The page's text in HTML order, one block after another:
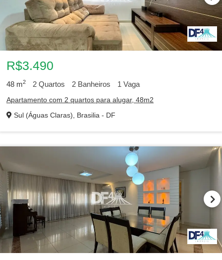
R$3.490
48 m2 2 Quartos 2 Banheiros 1 Vaga
Apartamento com 2 quartos para alugar, 48m2
Sul (Águas Claras), Brasilia - DF